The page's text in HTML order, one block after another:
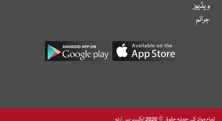
ویڈیوز
جرائم
تمام مواد کے جملہ حقوق © 2026 ایکسپریس اردو